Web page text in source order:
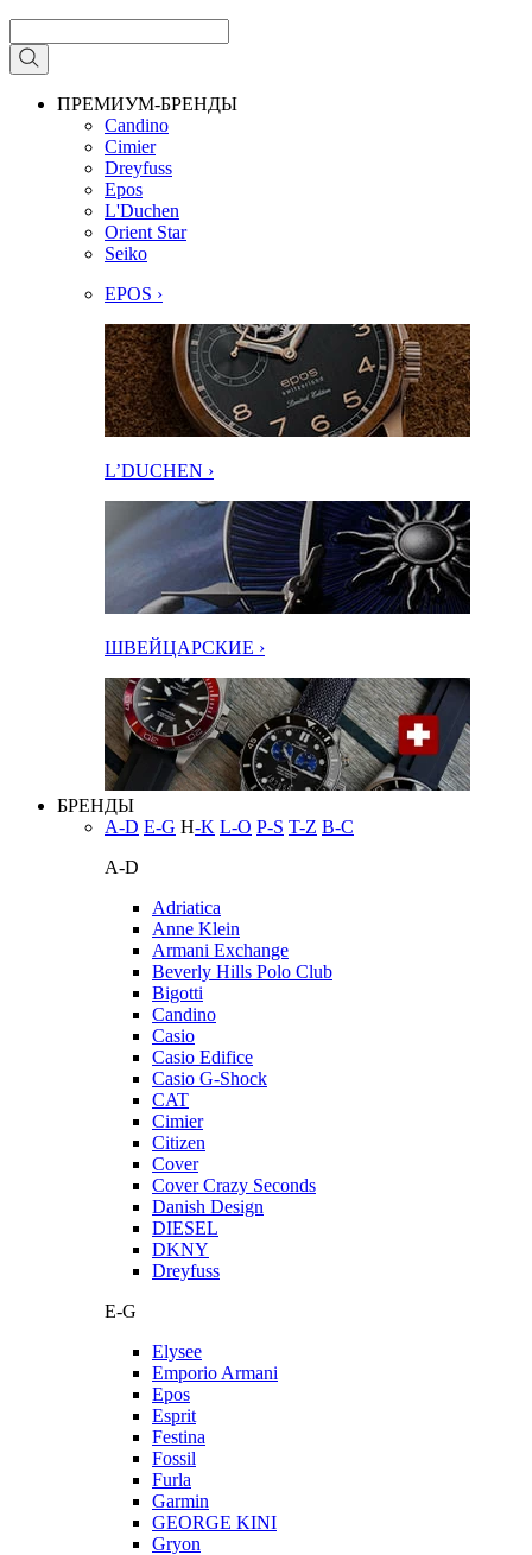
ПРЕМИУМ-БРЕНДЫ
Candino
Cimier
Dreyfuss
Epos
L'Duchen
Orient Star
Seiko
EPOS ›
L’DUCHEN ›
ШВЕЙЦАРСКИЕ ›
БРЕНДЫ
A-D E-G H-K L-O P-S T-Z В-С
A-D
Adriatica
Anne Klein
Armani Exchange
Beverly Hills Polo Club
Bigotti
Candino
Casio
Casio Edifice
Casio G-Shock
CAT
Cimier
Citizen
Cover
Cover Crazy Seconds
Danish Design
DIESEL
DKNY
Dreyfuss
E-G
Elysee
Emporio Armani
Epos
Esprit
Festina
Fossil
Furla
Garmin
GEORGE KINI
Gryon